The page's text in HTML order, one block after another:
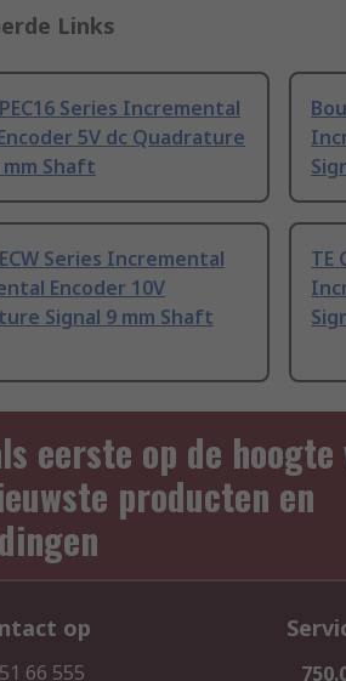
Links
Series Incremental
5V dc Quadrature
mm Shaft
Series Incremental
Encoder 10V
Signal 9 mm Shaft
TE
eerste op de hoogte
producten en
op
66 555